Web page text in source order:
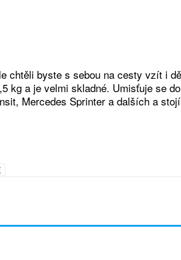
chtěli byste s sebou na cesty vzít i
kg a je velmi skladné. Umisťuje se
Mercedes Sprinter a dalších a